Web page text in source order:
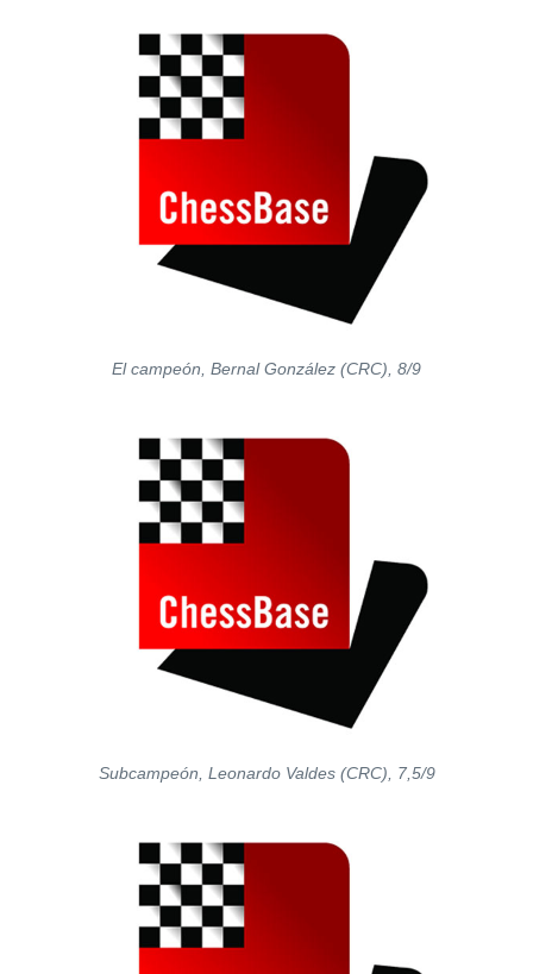
El campeón, Bernal González (CRC), 8/9
Subcampeón, Leonardo Valdes (CRC), 7,5/9